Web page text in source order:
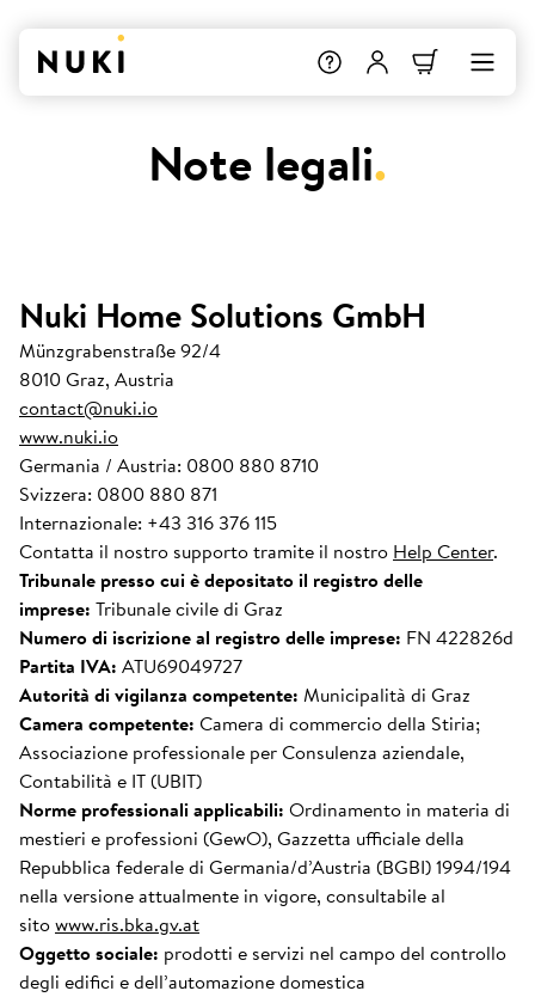
Note legali.
Nuki Home Solutions GmbH
Münzgrabenstraße 92/4
8010 Graz, Austria
contact@nuki.io
www.nuki.io
Germania / Austria: 0800 880 8710
Svizzera: 0800 880 871
Internazionale: +43 316 376 115
Contatta il nostro supporto tramite il nostro Help Center.
Tribunale presso cui è depositato il registro delle
imprese: Tribunale civile di Graz
Numero di iscrizione al registro delle imprese: FN 422826d
Partita IVA: ATU69049727
Autorità di vigilanza competente: Municipalità di Graz
Camera competente: Camera di commercio della Stiria;
Associazione professionale per Consulenza aziendale,
Contabilità e IT (UBIT)
Norme professionali applicabili: Ordinamento in materia di
mestieri e professioni (GewO), Gazzetta ufficiale della
Repubblica federale di Germania/d’Austria (BGBI) 1994/194
nella versione attualmente in vigore, consultabile al
sitowww.ris.bka.gv.at
Oggetto sociale: prodotti e servizi nel campo del controllo
degli edifici e dell’automazione domestica